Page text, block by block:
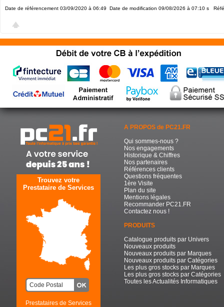
Date de référencement 03/09/2020 à 06:49 Date de modification 09/08/2026 à 07:10 s
Trouvez votre
Prestataire de Services
Prestataires de Services
A PROPOS de PC21.FR
Qui sommes-nous ?
Nos engagements
Historique & Chiffres
Nos partenaires
Références clients
Questions fréquentes
1ère Visite
Plan du site
Mentions légales
Recommander PC21.FR
Contactez nous !
PRODUITS
Catalogue produits par Univers
Nouveaux produits
Nouveaux produits par Marques
Nouveaux produits par Catégories
Les plus gros stocks par Marques
Les plus gros stocks par Catégories
Toutes les Actualités Informatiques